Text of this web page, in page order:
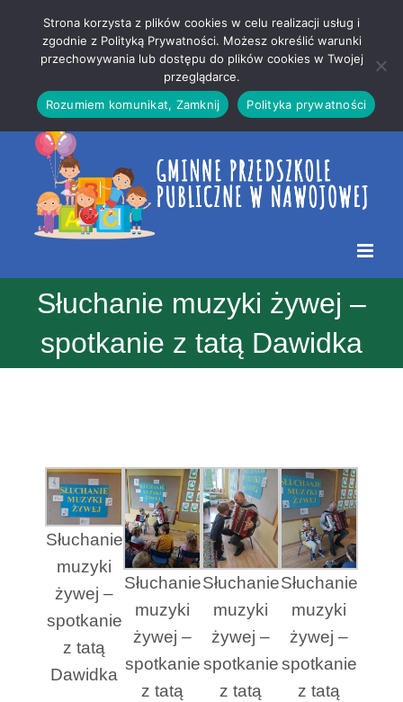
treści
strony
Słuchanie muzyki żywej –
spotkanie z tatą Dawidka
Słuchanie
muzyki
żywej –
spotkanie
z tatą
Dawidka
Słuchanie
muzyki
żywej –
spotkanie
z tatą
Słuchanie
muzyki
żywej –
spotkanie
z tatą
Słuchanie
muzyki
żywej –
spotkanie
z tatą
Strona korzysta z plików cookies w celu realizacji usług i
zgodnie z Polityką Prywatności. Możesz określić warunki
przechowywania lub dostępu do plików cookies w Twojej
przeglądarce.
Rozumiem komunikat, Zamknij
Polityka prywatności